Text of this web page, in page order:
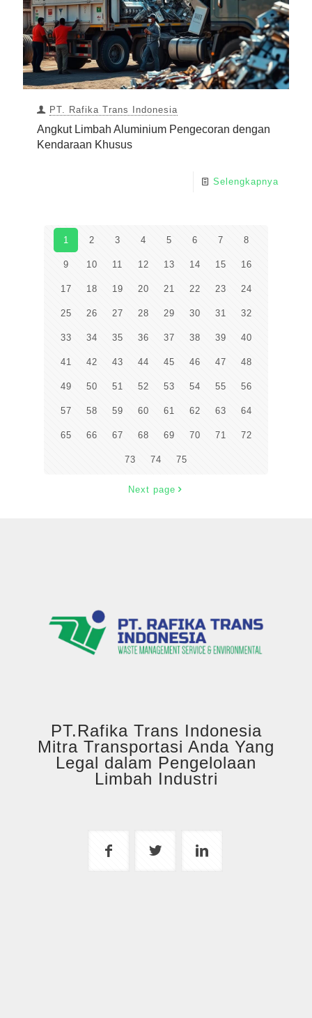
PT. Rafika Trans Indonesia
Angkut Limbah Aluminium Pengecoran dengan
Kendaraan Khusus
Selengkapnya
1 2 3 4 5 6 7 8
9 10 11 12 13 14 15 16
17 18 19 20 21 22 23 24
25 26 27 28 29 30 31 32
33 34 35 36 37 38 39 40
41 42 43 44 45 46 47 48
49 50 51 52 53 54 55 56
57 58 59 60 61 62 63 64
65 66 67 68 69 70 71 72
73 74 75
Next page
PT.Rafika Trans Indonesia
Mitra Transportasi Anda Yang
Legal dalam Pengelolaan
Limbah Industri